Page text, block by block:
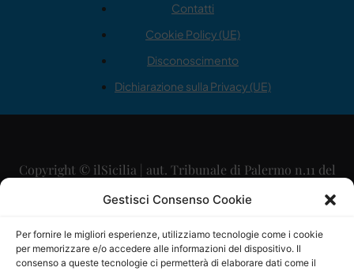
Gestisci Consenso Cookie
Per fornire le migliori esperienze, utilizziamo tecnologie come i cookie
per memorizzare e/o accedere alle informazioni del dispositivo. Il
consenso a queste tecnologie ci permetterà di elaborare dati come il
Contatti
Cookie Policy (UE)
Disconoscimento
Dichiarazione sulla Privacy (UE)
Copyright © ilSicilia | aut. Tribunale di Palermo n.11 del
29/09/2015
Direttore Editoriale: Maurizio Scaglione